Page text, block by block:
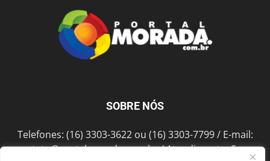
SOBRE NÓS
Telefones: (16) 3303-3622 ou (16) 3303-7799 / E-mail:
contato@portalmorada.com.br/ Atendimento: Seg a